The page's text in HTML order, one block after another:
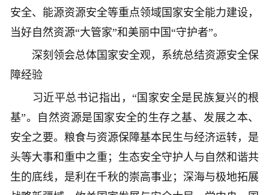
安全、能源资源安全等重点领域国家安全能力建设，
当好自然资源“大管家”和美丽中国“守护者”。
深刻领会总体国家安全观，系统总结资源安全保
障经验
习近平总书记指出，“国家安全是民族复兴的根
基”。自然资源是国家安全的生存之基、发展之本、
安全之要。粮食与资源保障基本民生与经济运转，是
头等大事和重中之重；生态安全守护人与自然和谐共
生的底线，是利在千秋的崇高事业；深海与极地拓展